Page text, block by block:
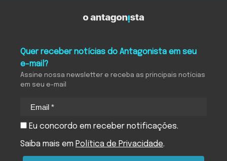
Quer receber notícias do Antagonista em seu
e-mail?
Assine nossa newsletter e receba as principais notícias
em seu e-mail
Eu concordo em receber notificações.
Saiba mais em Política de Privacidade.